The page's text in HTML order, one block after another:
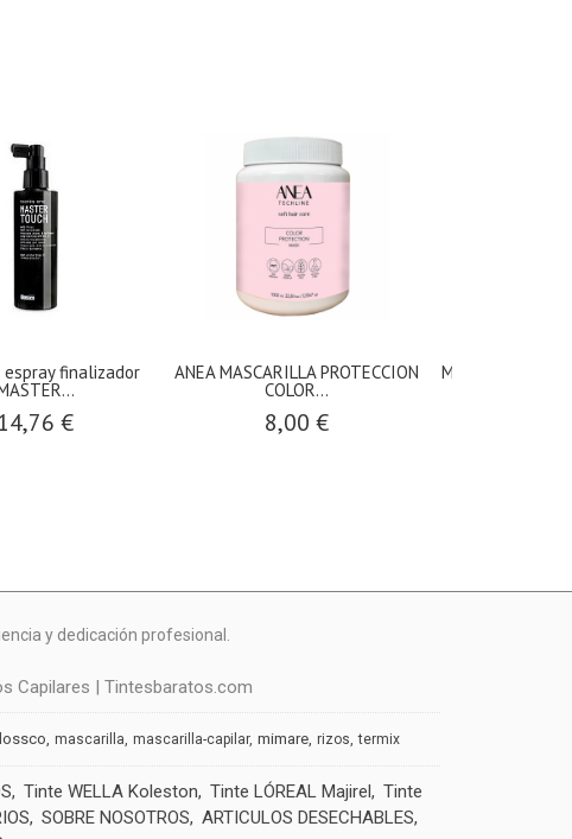
espray finalizador
€
ANEA MASCARILLA PROTECCION
COLOR...
8,00 €
MIMARE
y dedicación profesional.
Capilares | Tintesbaratos.com
mascarilla mascarilla-capilar mimare rizos termix
Tinte WELLA Koleston Tinte LÓREAL Majirel Tinte
SOBRE NOSOTROS
ARTICULOS DESECHABLES